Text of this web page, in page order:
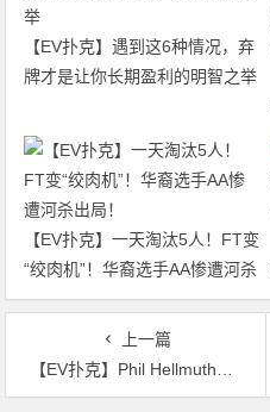
【EV扑克】遇到这6种情况，弃
牌才是让你长期盈利的明智之举
【EV扑克】一天淘汰5人！FT变
“绞肉机”！华裔选手AA惨遭河杀
出局！
上一篇
【EV扑克】Phil Hellmuth又双叒破防了！被“神仙牌”气到怒喷：我一直在等她犯错